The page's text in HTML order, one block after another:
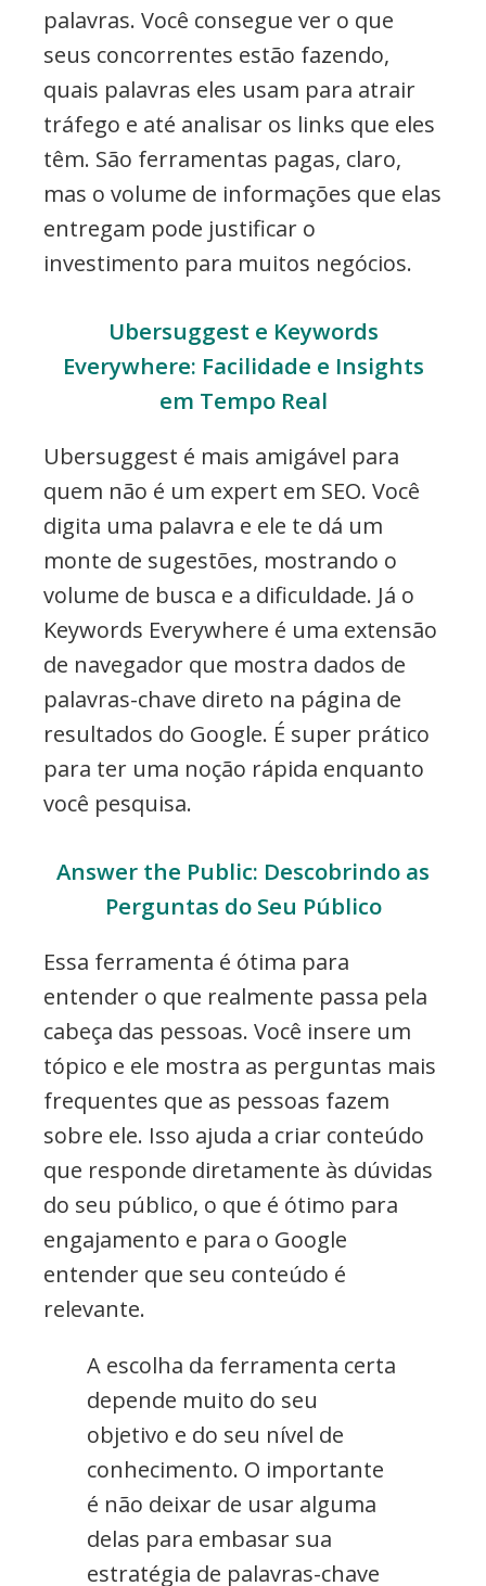
palavras. Você consegue ver o que
seus concorrentes estão fazendo,
quais palavras eles usam para atrair
tráfego e até analisar os links que eles
têm. São ferramentas pagas, claro,
mas o volume de informações que elas
entregam pode justificar o
investimento para muitos negócios.
Ubersuggest e Keywords
Everywhere: Facilidade e Insights
em Tempo Real
Ubersuggest é mais amigável para
quem não é um expert em SEO. Você
digita uma palavra e ele te dá um
monte de sugestões, mostrando o
volume de busca e a dificuldade. Já o
Keywords Everywhere é uma extensão
de navegador que mostra dados de
palavras-chave direto na página de
resultados do Google. É super prático
para ter uma noção rápida enquanto
você pesquisa.
Answer the Public: Descobrindo as
Perguntas do Seu Público
Essa ferramenta é ótima para
entender o que realmente passa pela
cabeça das pessoas. Você insere um
tópico e ele mostra as perguntas mais
frequentes que as pessoas fazem
sobre ele. Isso ajuda a criar conteúdo
que responde diretamente às dúvidas
do seu público, o que é ótimo para
engajamento e para o Google
entender que seu conteúdo é
relevante.
A escolha da ferramenta certa
depende muito do seu
objetivo e do seu nível de
conhecimento. O importante
é não deixar de usar alguma
delas para embasar sua
estratégia de palavras-chave